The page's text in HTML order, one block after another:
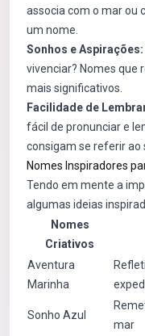
associa com o mar ou
um nome.
Sonhos e Aspirações:
vivenciar? Nomes que
mais significativos.
Facilidade de
fácil de pronunciar e
consigam se referir ao
Nomes Inspiradores
Tendo em mente a
algumas ideias
Nomes
Criativos
Aventura
Marinha
Sonho Azul
mar